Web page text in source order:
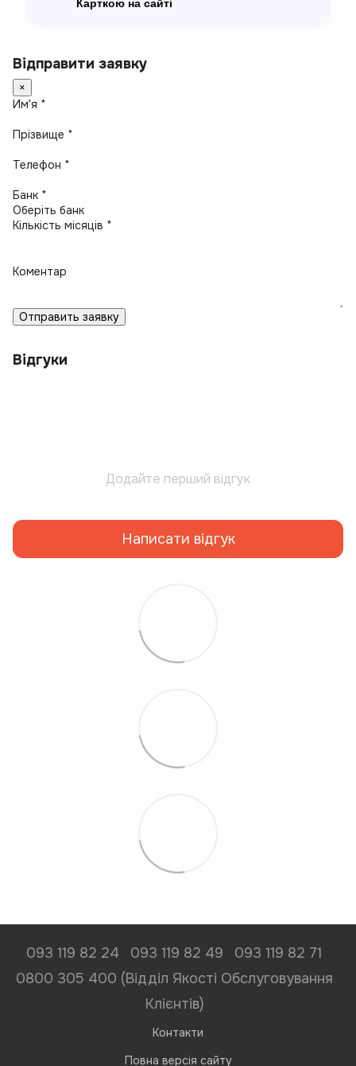
Карткою на сайті
Відправити заявку
×
Имʼя *
Прізвище *
Телефон *
Банк *
Кількість місяців *
Коментар
Отправить заявку
Відгуки
Додайте перший відгук
Написати відгук
093 119 82 24 093 119 82 49
093 119 82 71
0800 305 400 (Відділ Якості Обслуговування
Клієнтів)
Контакти
Повна версія сайту